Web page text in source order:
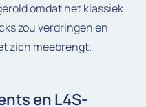
omdat het klassiek
zou verdringen en
zich meebrengt.
en L4S-